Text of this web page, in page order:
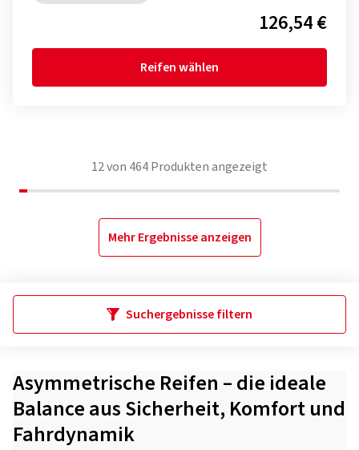
126,54 €
Reifen wählen
12von 464Produkten angezeigt
Mehr Ergebnisse anzeigen
Suchergebnisse filtern
Asymmetrische Reifen – die ideale
Balance aus Sicherheit, Komfort und
Fahrdynamik